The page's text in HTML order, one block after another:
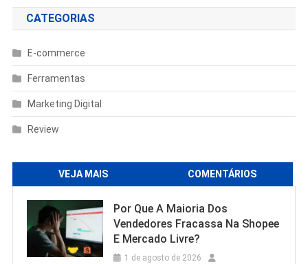
CATEGORIAS
E-commerce
Ferramentas
Marketing Digital
Review
VEJA MAIS COMENTÁRIOS
Por Que A Maioria Dos
Vendedores Fracassa Na Shopee
E Mercado Livre?
1 de agosto de 2026